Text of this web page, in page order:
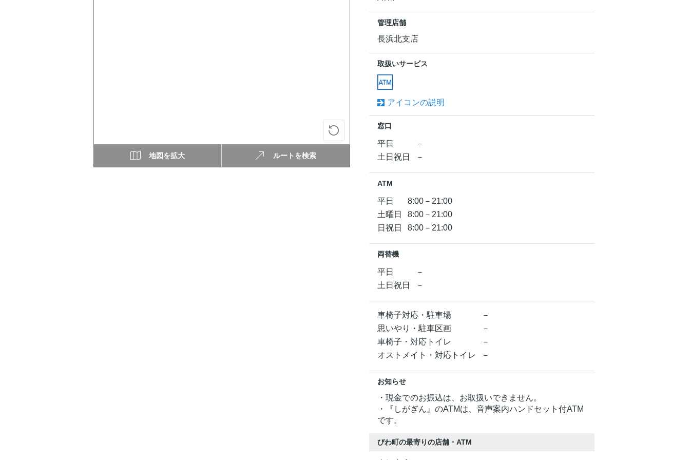
地図を拡大 ルートを検索
管理店舗
長浜北支店
取扱いサービス
アイコンの説明
窓口
平日
－
土日祝日
－
ATM
平日
8:00－21:00
土曜日
8:00－21:00
日祝日
8:00－21:00
両替機
平日
－
土日祝日
－
車椅子対応・駐車場
－
思いやり・駐車区画
－
車椅子・対応トイレ
－
オストメイト・対応トイレ
－
お知らせ
・現金でのお振込は、お取扱いできません。
・『しがぎん』のATMは、音声案内ハンドセット付ATM
です。
びわ町の最寄りの店舗・ATM